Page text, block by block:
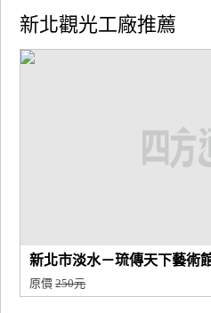
作
宣
傳
新北觀光工廠推薦
新北市淡水－琉傳天下藝術
原價250元